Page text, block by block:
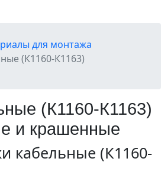
для монтажа
(К1160-К1163)
(К1160-К1163)
и крашенные
кабельные (К1160-